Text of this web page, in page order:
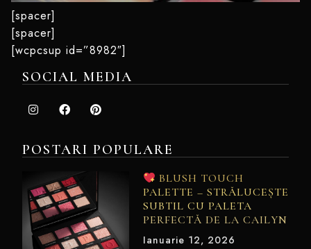
[spacer]
[spacer]
[wcpcsup id=”8982″]
SOCIAL MEDIA
POSTARI POPULARE
BLUSH TOUCH
PALETTE – STRĂLUCEȘTE
SUBTIL CU PALETA
PERFECTĂ DE LA CAILYN
Ianuarie 12, 2026